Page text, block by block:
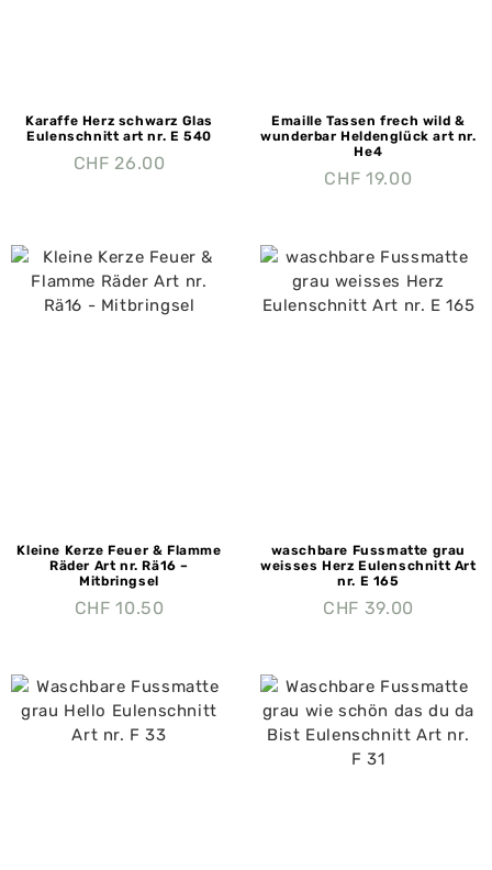
Karaffe Herz schwarz Glas
Eulenschnitt art nr. E 540
CHF 26.00
Emaille Tassen frech wild &
wunderbar Heldenglück art nr.
He4
CHF 19.00
Kleine Kerze Feuer & Flamme
Räder Art nr. Rä16 –
Mitbringsel
CHF 10.50
waschbare Fussmatte grau
weisses Herz Eulenschnitt Art
nr. E 165
CHF 39.00